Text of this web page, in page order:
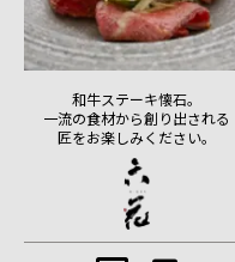
和牛ステーキ懐石。
一流の食材から創り出される
匠をお楽しみください。